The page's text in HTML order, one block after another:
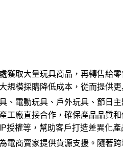
獲取大量玩具商品，再轉售給
規模採購降低成本，從而提供更
、電動玩具、戶外玩具、節日
工廠直接合作，確保產品品質
授權等，幫助客戶打造差異化產
電商賣家提供貨源支援。隨著